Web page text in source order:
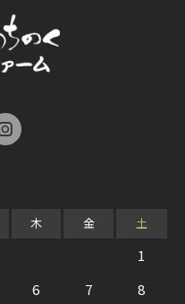
木 金 土
1
6 7
8